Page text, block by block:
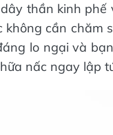
thần kinh phế
không cần chăm
lo ngại và
nấc ngay lập